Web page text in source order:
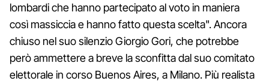
lombardi che hanno partecipato al voto in maniera
così massiccia e hanno fatto questa scelta". Ancora
chiuso nel suo silenzio Giorgio Gori, che potrebbe
però ammettere a breve la sconfitta dal suo comitato
elettorale in corso Buenos Aires, a Milano. Più realista